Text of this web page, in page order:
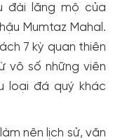
đài lăng mộ của
Mumtaz Mahal.
7 kỳ quan thiên
vô số những viên
loại đá quý khác
nên lịch sử, văn